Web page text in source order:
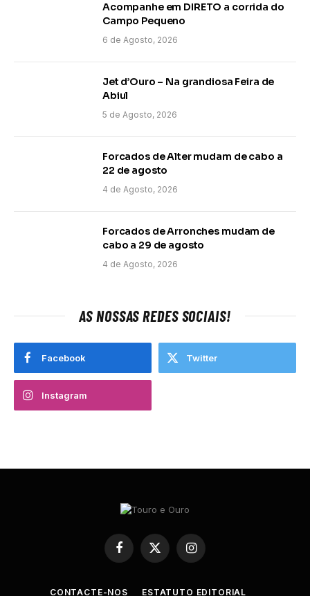
Acompanhe em DIRETO a corrida do
Campo Pequeno
6 de Agosto, 2026
Jet d’Ouro – Na grandiosa Feira de
Abiul
5 de Agosto, 2026
Forcados de Alter mudam de cabo a
22 de agosto
4 de Agosto, 2026
Forcados de Arronches mudam de
cabo a 29 de agosto
4 de Agosto, 2026
AS NOSSAS REDES SOCIAIS!
Facebook Twitter
Instagram
Facebook
X
Instagram
CONTACTE-NOS ESTATUTO EDITORIAL